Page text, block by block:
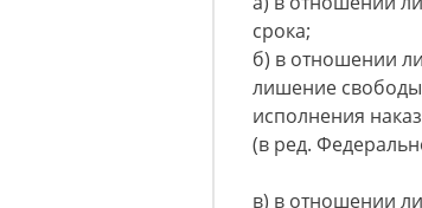
срока;
б) в отношении
лишение
исполнения
(в ред.
в) в отношении